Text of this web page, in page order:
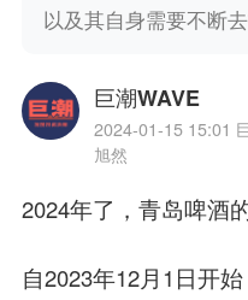
以及其自身需要不断
巨潮WAVE
2024-01-15 15:01
旭然
2024年了，青岛啤酒
自2023年12月1日开